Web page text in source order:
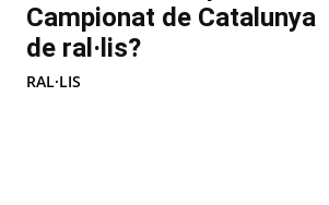
Campionat de Catalunya
de ral·lis?
RAL·LIS